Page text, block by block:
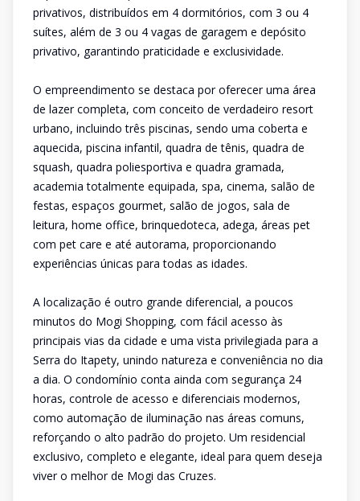
privativos, distribuídos em 4 dormitórios, com 3 ou 4
suítes, além de 3 ou 4 vagas de garagem e depósito
privativo, garantindo praticidade e exclusividade.
O empreendimento se destaca por oferecer uma área
de lazer completa, com conceito de verdadeiro resort
urbano, incluindo três piscinas, sendo uma coberta e
aquecida, piscina infantil, quadra de tênis, quadra de
squash, quadra poliesportiva e quadra gramada,
academia totalmente equipada, spa, cinema, salão de
festas, espaços gourmet, salão de jogos, sala de
leitura, home office, brinquedoteca, adega, áreas pet
com pet care e até autorama, proporcionando
experiências únicas para todas as idades.
A localização é outro grande diferencial, a poucos
minutos do Mogi Shopping, com fácil acesso às
principais vias da cidade e uma vista privilegiada para a
Serra do Itapety, unindo natureza e conveniência no dia
a dia. O condomínio conta ainda com segurança 24
horas, controle de acesso e diferenciais modernos,
como automação de iluminação nas áreas comuns,
reforçando o alto padrão do projeto. Um residencial
exclusivo, completo e elegante, ideal para quem deseja
viver o melhor de Mogi das Cruzes.